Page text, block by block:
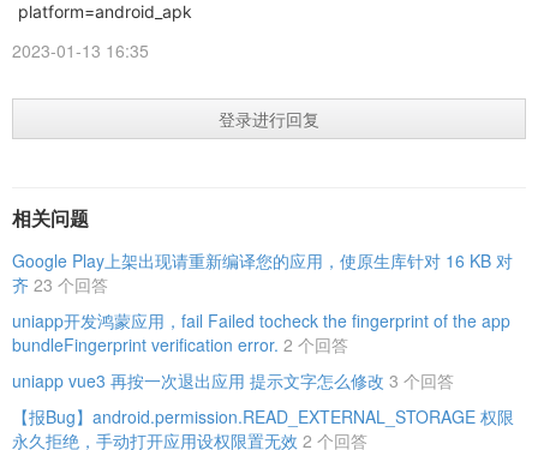
platform=android_apk
2023-01-13 16:35
登录进行回复
相关问题
Google Play上架出现请重新编译您的应用，使原生库针对 16 KB 对
齐 23 个回答
uniapp开发鸿蒙应用，fail Failed tocheck the fingerprint of the app
bundleFingerprint verification error. 2 个回答
uniapp vue3 再按一次退出应用 提示文字怎么修改 3 个回答
【报Bug】android.permission.READ_EXTERNAL_STORAGE 权限
永久拒绝，手动打开应用设权限置无效 2 个回答